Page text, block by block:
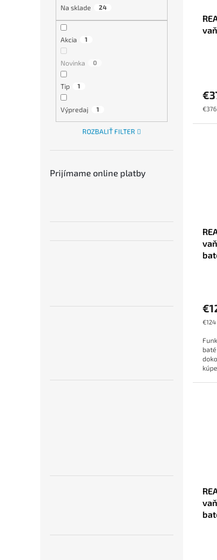
Na sklade 24
Akcia 1
Novinka 0
Tip 1
Výpredaj 1
ROZBALIŤ FILTER
Prijímame online platby